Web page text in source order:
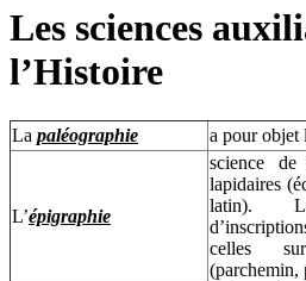
Les sciences
l’Histoire
La paléographie a pour objet
L’épigraphie
science
lapidaires
latin).
celles
(parchemin,